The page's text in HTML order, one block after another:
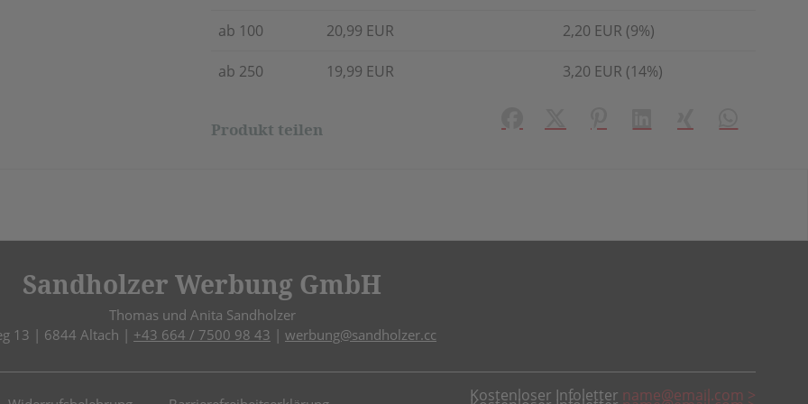
ab 100 20,99 EUR 2,20 EUR (9%)
ab 250 19,99 EUR 3,20 EUR (14%)
Produkt teilen Facebook
X PinterestLinkedInXing WhatsApp
Sandholzer Werbung GmbH
Thomas und Anita Sandholzer
13 | 6844 Altach | +43 664 / 7500 98 43 | werbung@sandholzer.cc
Kostenloser Infoletter name@email.com >